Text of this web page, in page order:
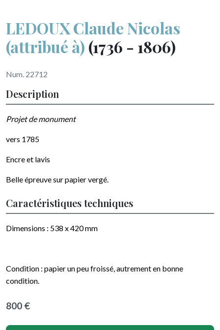
LEDOUX Claude Nicolas
(attribué à) (1736 - 1806)
Num. 22712
Description
Projet de monument
vers 1785
Encre et lavis
Belle épreuve sur papier vergé.
Caractéristiques techniques
Dimensions : 538 x 420 mm
Condition : papier un peu froissé, autrement en bonne
condition.
800 €